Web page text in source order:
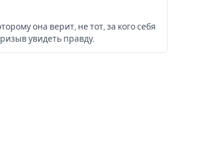
она верит, не тот, за кого себя
увидеть правду.